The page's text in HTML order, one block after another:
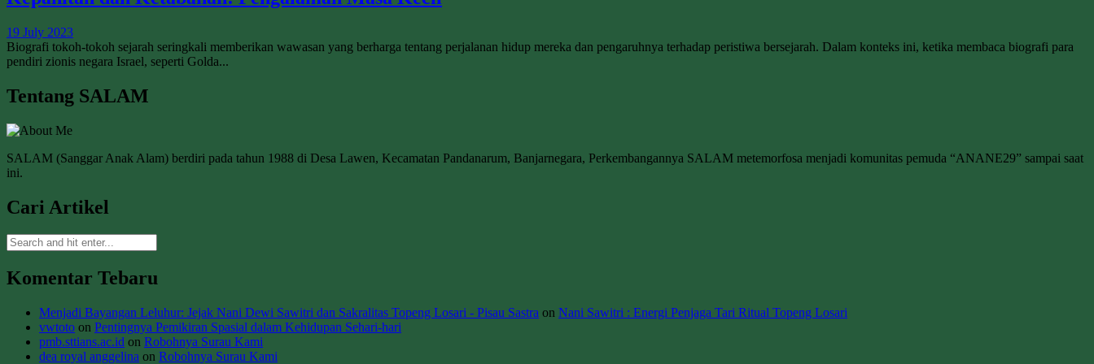
19 July 2023
Biografi tokoh-tokoh sejarah seringkali memberikan wawasan yang berharga tentang perjalanan hidup mereka dan pengaruhnya terhadap peristiwa bersejarah. Dalam konteks ini, ketika membaca biografi para
pendiri zionis negara Israel, seperti Golda...
Tentang SALAM
SALAM (Sanggar Anak Alam) berdiri pada tahun 1988 di Desa Lawen, Kecamatan Pandanarum, Banjarnegara, Perkembangannya SALAM metemorfosa menjadi komunitas pemuda “ANANE29” sampai saat
ini.
Cari Artikel
Komentar Tebaru
Menjadi Bayangan Leluhur: Jejak Nani Dewi Sawitri dan Sakralitas Topeng Losari - Pisau Sastra on Nani Sawitri : Energi Penjaga Tari Ritual Topeng Losari
vwtoto on Pentingnya Pemikiran Spasial dalam Kehidupan Sehari-hari
pmb.sttians.ac.id on Robohnya Surau Kami
dea royal anggelina on Robohnya Surau Kami